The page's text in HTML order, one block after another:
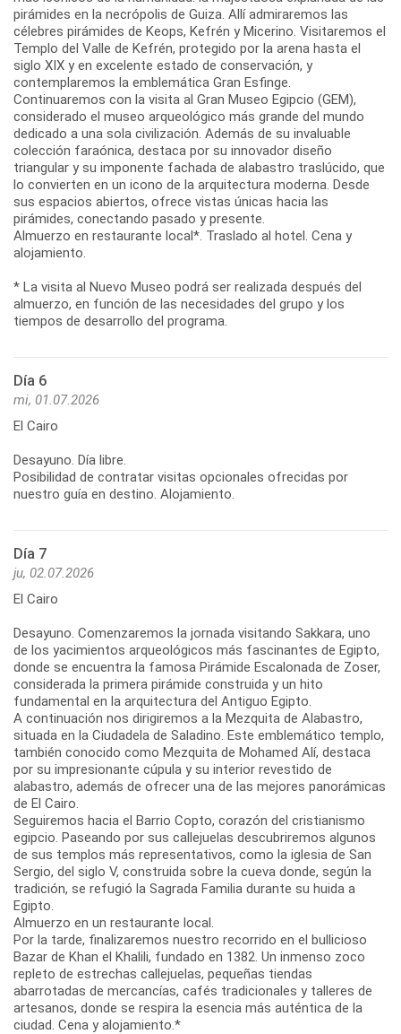
pirámides en la necrópolis de Guiza. Allí admiraremos las
célebres pirámides de Keops, Kefrén y Micerino. Visitaremos el
Templo del Valle de Kefrén, protegido por la arena hasta el
siglo XIX y en excelente estado de conservación, y
contemplaremos la emblemática Gran Esfinge.
Continuaremos con la visita al Gran Museo Egipcio (GEM),
considerado el museo arqueológico más grande del mundo
dedicado a una sola civilización. Además de su invaluable
colección faraónica, destaca por su innovador diseño
triangular y su imponente fachada de alabastro traslúcido, que
lo convierten en un icono de la arquitectura moderna. Desde
sus espacios abiertos, ofrece vistas únicas hacia las
pirámides, conectando pasado y presente.
Almuerzo en restaurante local*. Traslado al hotel. Cena y
alojamiento.
* La visita al Nuevo Museo podrá ser realizada después del
almuerzo, en función de las necesidades del grupo y los
tiempos de desarrollo del programa.
Día 6
mi, 01.07.2026
El Cairo
Desayuno. Día libre.
Posibilidad de contratar visitas opcionales ofrecidas por
nuestro guía en destino. Alojamiento.
Día 7
ju, 02.07.2026
El Cairo
Desayuno. Comenzaremos la jornada visitando Sakkara, uno
de los yacimientos arqueológicos más fascinantes de Egipto,
donde se encuentra la famosa Pirámide Escalonada de Zoser,
considerada la primera pirámide construida y un hito
fundamental en la arquitectura del Antiguo Egipto.
A continuación nos dirigiremos a la Mezquita de Alabastro,
situada en la Ciudadela de Saladino. Este emblemático templo,
también conocido como Mezquita de Mohamed Alí, destaca
por su impresionante cúpula y su interior revestido de
alabastro, además de ofrecer una de las mejores panorámicas
de El Cairo.
Seguiremos hacia el Barrio Copto, corazón del cristianismo
egipcio. Paseando por sus callejuelas descubriremos algunos
de sus templos más representativos, como la iglesia de San
Sergio, del siglo V, construida sobre la cueva donde, según la
tradición, se refugió la Sagrada Familia durante su huida a
Egipto.
Almuerzo en un restaurante local.
Por la tarde, finalizaremos nuestro recorrido en el bullicioso
Bazar de Khan el Khalili, fundado en 1382. Un inmenso zoco
repleto de estrechas callejuelas, pequeñas tiendas
abarrotadas de mercancías, cafés tradicionales y talleres de
artesanos, donde se respira la esencia más auténtica de la
ciudad. Cena y alojamiento.*